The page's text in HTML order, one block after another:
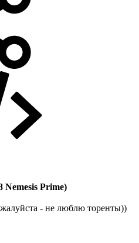
Nemesis Prime)
- не люблю торенты))